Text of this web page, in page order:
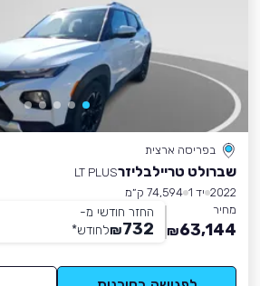
בפריסה ארצית
שברולט טריילבליזרLT PLUS
2022 יד 1
74,594 ק״מ
מחיר
63,144
₪
החזר חודשי מ-
732
₪לחודש*